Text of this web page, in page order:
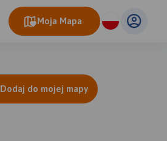
Moja Mapa
Dodaj do mojej mapy